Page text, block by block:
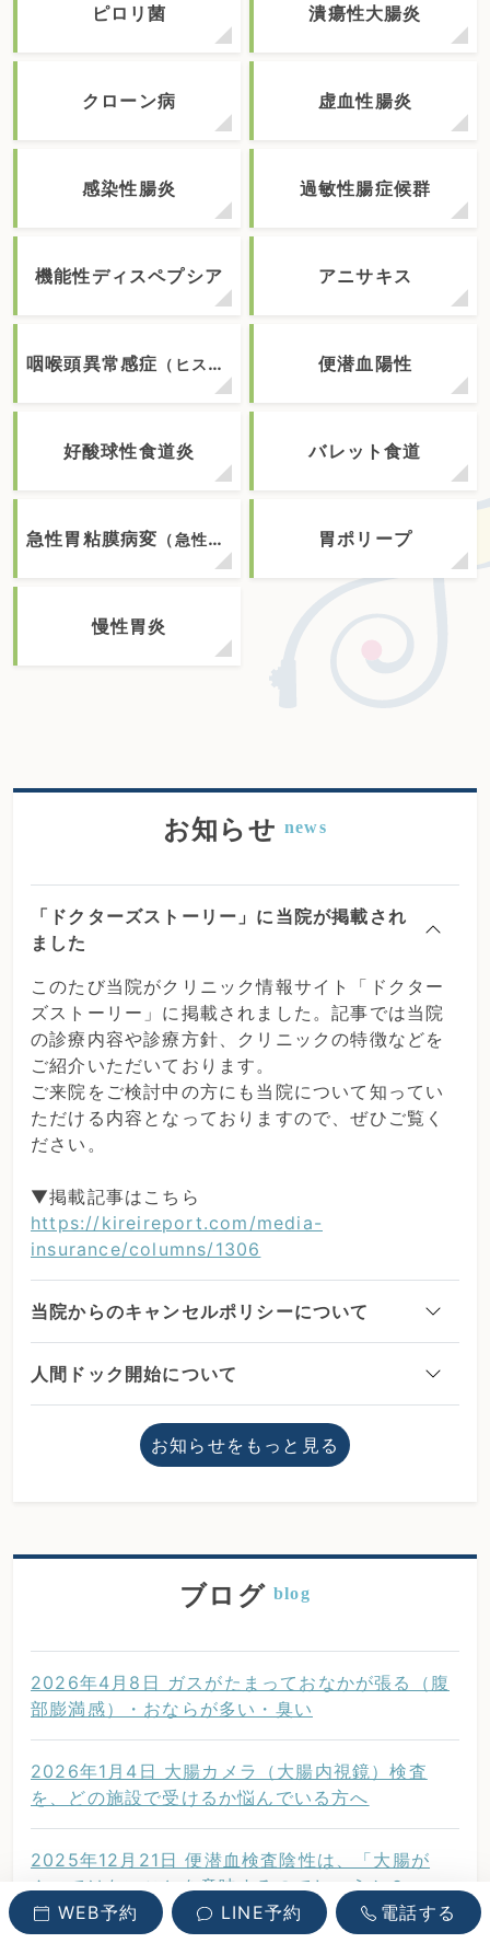
WEB予約 LINE予約 電話する
ピロリ菌 潰瘍性大腸炎
クローン病 虚血性腸炎
感染性腸炎 過敏性腸症候群
機能性ディスペプシア アニサキス
咽喉頭異常感症 （ヒステリー球） 便潜血陽性
好酸球性食道炎 バレット食道
急性胃粘膜病変 （急性胃炎） 胃ポリープ
慢性胃炎
お知らせnews
「ドクターズストーリー」に当院が掲載され
ました
このたび当院がクリニック情報サイト「ドクター
ズストーリー」に掲載されました。記事では当院
の診療内容や診療方針、クリニックの特徴などを
ご紹介いただいております。
ご来院をご検討中の方にも当院について知ってい
ただける内容となっておりますので、ぜひご覧く
ださい。
▼掲載記事はこちら
https://kireireport.com/media-
insurance/columns/1306
当院からのキャンセルポリシーについて
人間ドック開始について
お知らせをもっと見る
ブログ blog
2026年4月8日 ガスがたまっておなかが張る（腹
部膨満感）・おならが多い・臭い
2026年1月4日 大腸カメラ（大腸内視鏡）検査
を、どの施設で受けるか悩んでいる方へ
2025年12月21日 便潜血検査陰性は、「大腸が
ん」ではないことを意味するのでしょうか？